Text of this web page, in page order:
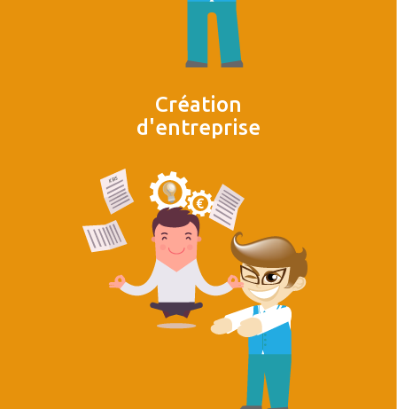
Création
d'entreprise